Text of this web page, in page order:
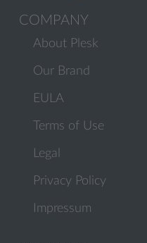
COMPANY
About Plesk
Our Brand
EULA
Terms of Use
Legal
Privacy Policy
Impressum